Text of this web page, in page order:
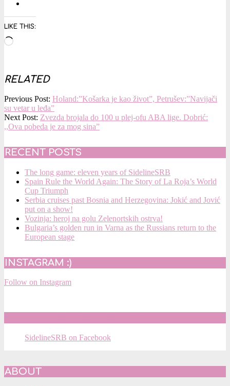
LIKE THIS:
Loading…
RELATED
2023-
04-
14
Previous Post: Holand:”Košarka je kao život”, Petrušev:”Navijači
su vetar u leđa”
Next Post: Zvezda brojala do 100 u plej-ofu ABA lige. Dobrić:
,,Ova pobeda je za mog sina”
RECENT POSTS
The long game: eleven years of SidelineSRB
Spain Rule the World Again: The Story of La Roja’s World
Cup Triumph
Serbia cruises past Bosnia and Herzegovina: Jokić and Jović
put on a show!
Vozinja: heroj na golu Zelenortskih ostrva!
Bulgaria’s golden run in Varna as the Russians return to the
European stage
INSTAGRAM :)
Follow on Instagram
SidelineSRB on Facebook
ABOUT